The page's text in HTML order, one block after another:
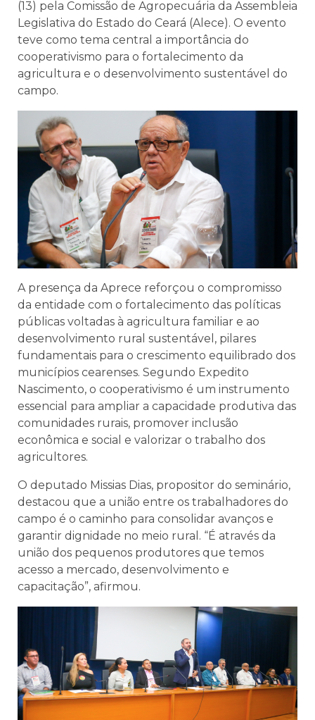
(13) pela Comissão de Agropecuária da Assembleia
Legislativa do Estado do Ceará (Alece). O evento
teve como tema central a importância do
cooperativismo para o fortalecimento da
agricultura e o desenvolvimento sustentável do
campo.
A presença da Aprece reforçou o compromisso
da entidade com o fortalecimento das políticas
públicas voltadas à agricultura familiar e ao
desenvolvimento rural sustentável, pilares
fundamentais para o crescimento equilibrado dos
municípios cearenses. Segundo Expedito
Nascimento, o cooperativismo é um instrumento
essencial para ampliar a capacidade produtiva das
comunidades rurais, promover inclusão
econômica e social e valorizar o trabalho dos
agricultores.
O deputado Missias Dias, propositor do seminário,
destacou que a união entre os trabalhadores do
campo é o caminho para consolidar avanços e
garantir dignidade no meio rural. “É através da
união dos pequenos produtores que temos
acesso a mercado, desenvolvimento e
capacitação”, afirmou.